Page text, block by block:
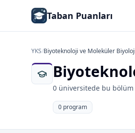
Taban Puanları
YKS/Biyoteknoloji ve Moleküler Biyoloji
0 üniversitede bu bölüm
0 program